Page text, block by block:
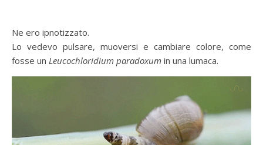
Ne ero ipnotizzato.
Lo vedevo pulsare, muoversi e cambiare colore, come
fosse un Leucochloridium paradoxum in una lumaca.